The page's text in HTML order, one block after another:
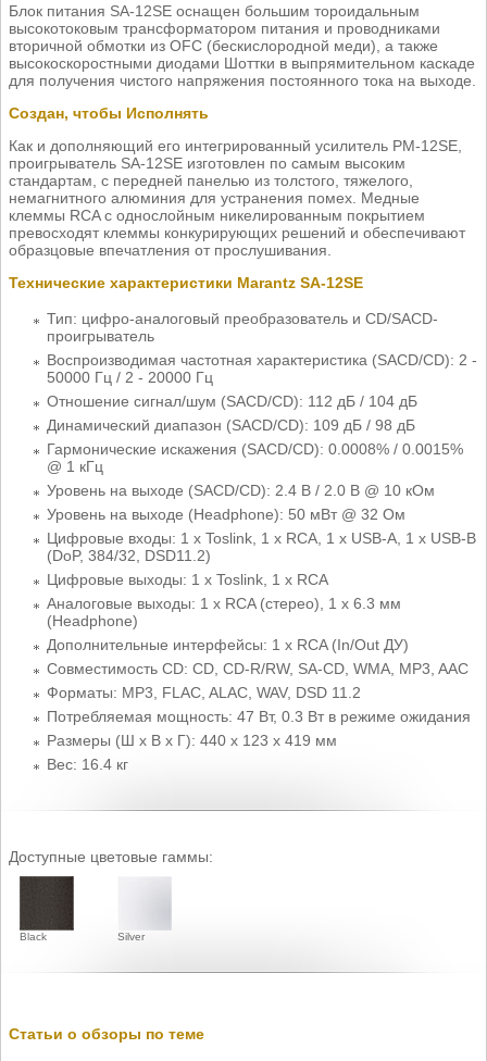
Блок питания SA-12SE оснащен большим тороидальным
высокотоковым трансформатором питания и проводниками
вторичной обмотки из OFC (бескислородной меди), а также
высокоскоростными диодами Шоттки в выпрямительном каскаде
для получения чистого напряжения постоянного тока на выходе.
Создан, чтобы Исполнять
Как и дополняющий его интегрированный усилитель PM-12SE,
проигрыватель SA-12SE изготовлен по самым высоким
стандартам, с передней панелью из толстого, тяжелого,
немагнитного алюминия для устранения помех. Медные
клеммы RCA с однослойным никелированным покрытием
превосходят клеммы конкурирующих решений и обеспечивают
образцовые впечатления от прослушивания.
Технические характеристики Marantz SA-12SE
Тип: цифро-аналоговый преобразователь и CD/SACD-
проигрыватель
Воспроизводимая частотная характеристика (SACD/CD): 2 -
50000 Гц / 2 - 20000 Гц
Отношение сигнал/шум (SACD/CD): 112 дБ / 104 дБ
Динамический диапазон (SACD/CD): 109 дБ / 98 дБ
Гармонические искажения (SACD/CD): 0.0008% / 0.0015%
@ 1 кГц
Уровень на выходе (SACD/CD): 2.4 В / 2.0 В @ 10 кОм
Уровень на выходе (Headphone): 50 мВт @ 32 Ом
Цифровые входы: 1 x Toslink, 1 х RCA, 1 x USB-A, 1 x USB-B
(DoP, 384/32, DSD11.2)
Цифровые выходы: 1 x Toslink, 1 х RCA
Аналоговые выходы: 1 x RCA (стерео), 1 x 6.3 мм
(Headphone)
Дополнительные интерфейсы: 1 х RCA (In/Out ДУ)
Совместимость CD: CD, CD-R/RW, SA-CD, WMA, MP3, AAC
Форматы: MP3, FLAC, ALAC, WAV, DSD 11.2
Потребляемая мощность: 47 Вт, 0.3 Вт в режиме ожидания
Размеры (Ш x В x Г): 440 x 123 x 419 мм
Вес: 16.4 кг
Доступные цветовые гаммы:
Black Silver
Статьи о обзоры по теме